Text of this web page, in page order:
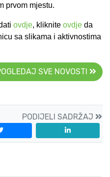
prvom mjestu.
ovdje, kliknite ovdje da
sa slikama i aktivnostima
SVE NOVOSTI
PODIJELI SADRŽAJ